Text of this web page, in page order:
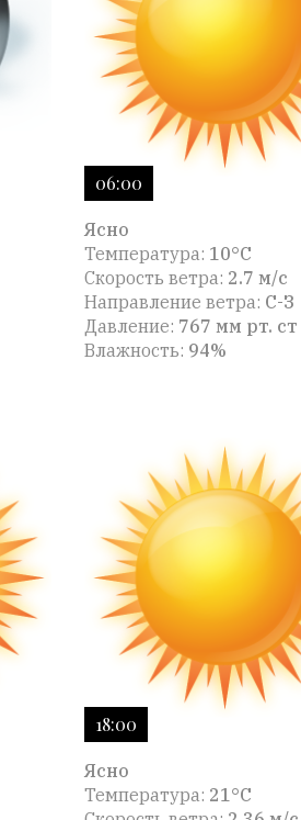
06:00
Ясно
Температура: 10°C
Скорость ветра: 2.7 м/с
Направление ветра: С-З
Давление: 767 мм рт. ст
Влажность: 94%
18:00
Ясно
Температура: 21°C